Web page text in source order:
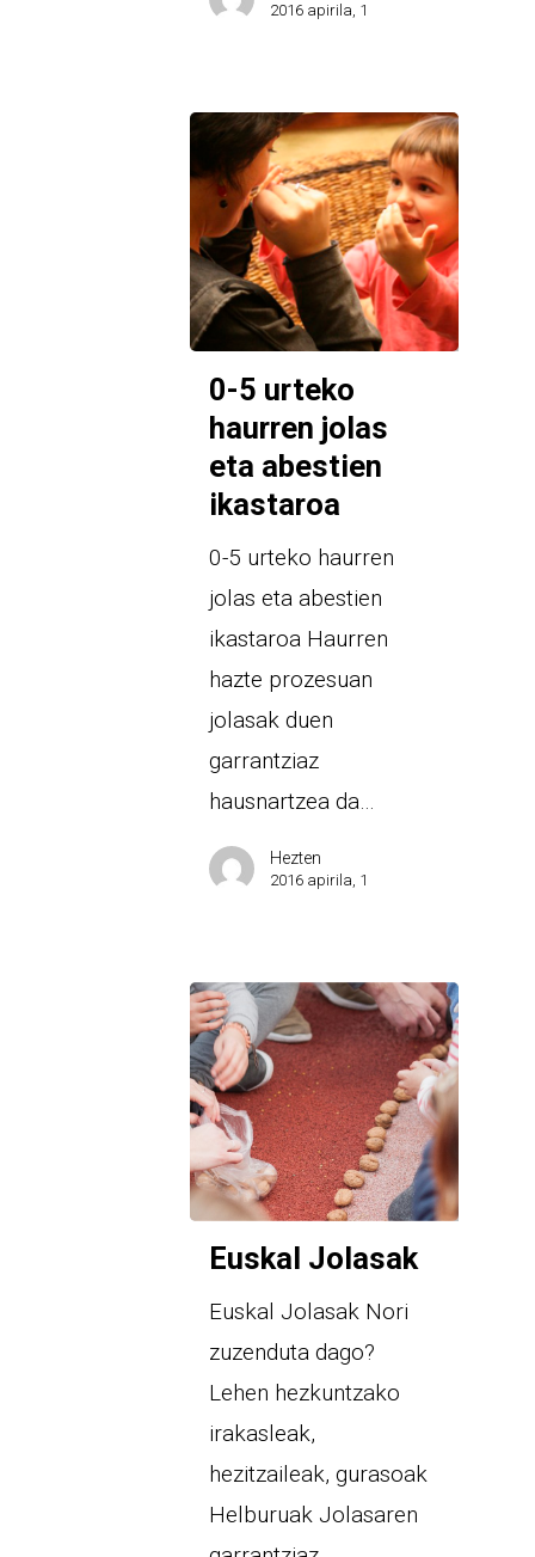
2016 apirila, 1
0-5 urteko
haurren jolas
eta abestien
ikastaroa
0-5 urteko haurren
jolas eta abestien
ikastaroa Haurren
hazte prozesuan
jolasak duen
garrantziaz
hausnartzea da…
Hezten
2016 apirila, 1
Euskal Jolasak
Euskal Jolasak Nori
zuzenduta dago?
Lehen hezkuntzako
irakasleak,
hezitzaileak, gurasoak
Helburuak Jolasaren